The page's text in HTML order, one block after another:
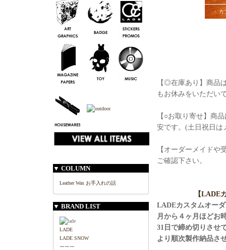
▼ COLUMN
Leather Wax お手入れの話
▼ BRAND LIST
LADE
LADE SNOW
ーーー
・ カ
【◎在庫あり】商品
もお休みをいただい
【○お取り寄せ】商
安です。(土日祝日は
【オーダーメイド
ご確認下さい。
【LADE
LADEカスタムオー
月から４ヶ月ほどお
31日で締め切りさせ
より順次製作納品さ